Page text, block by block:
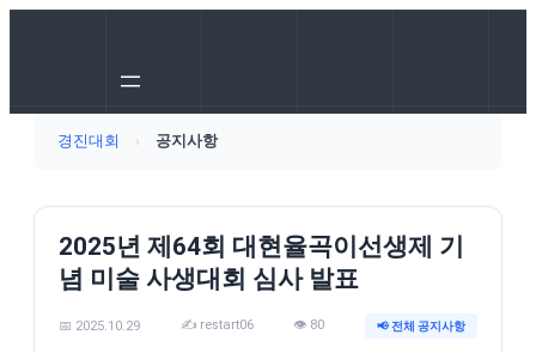
경진대회 › 공지사항
2025년 제64회 대현율곡이선생제 기
념 미술 사생대회 심사 발표
📅 2025.10.29 ✍️ restart06 👁️ 80 📢 전체 공지사항